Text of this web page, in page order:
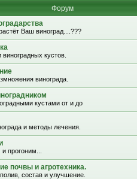
Форум
Ваш виноград....???
кустов.
винограда.
кустами от и до
и методы лечения.
прогоним...
почвы и агротехника.
состав и улучшение.